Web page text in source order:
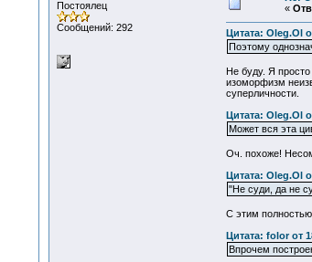
Постоялец
Сообщений: 292
«
Цитата: Oleg.Ol
Поэтому
Не буду. Я
изоморфизм
суперличности.
Цитата: Oleg.Ol
Может вся эта
Оч. похоже!
Цитата: Oleg.Ol
"Не суди, да не
С этим полностью
Цитата: folor от
Впрочем